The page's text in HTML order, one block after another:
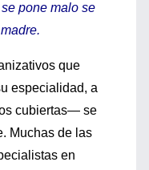
pone malo se
que
especialidad, a
cubiertas— se
Muchas de las
en